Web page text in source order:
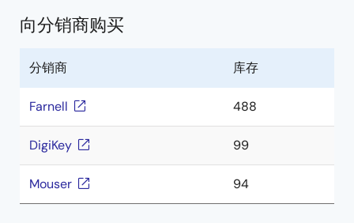
向分销商购买
分销商 库存
Farnell 488
DigiKey 99
Mouser 94